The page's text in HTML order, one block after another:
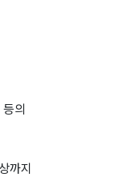
의
까지